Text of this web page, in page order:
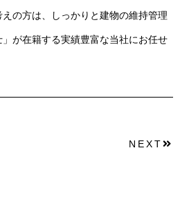
の方は、しっかりと建物の維持管理
が在籍する実績豊富な当社にお任せ
NEXT